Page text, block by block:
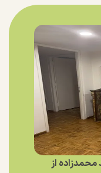
از